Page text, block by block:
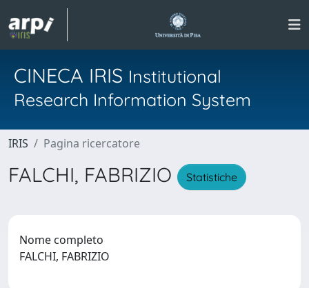
CINECA IRIS Institutional
Research Information System
IRIS Pagina ricercatore
FALCHI, FABRIZIO Statistiche
Nome completo
FALCHI, FABRIZIO